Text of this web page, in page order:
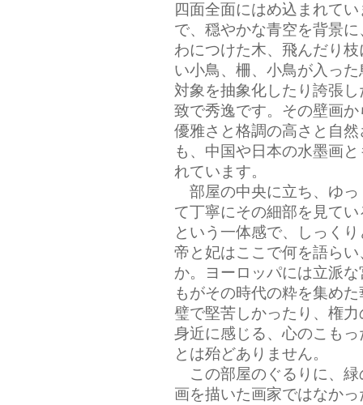
四面全面にはめ込まれて
で、穏やかな青空を背景
わにつけた木、飛んだり
い小鳥、柵、小鳥が入っ
対象を抽象化したり誇張
致で秀逸です。その壁画
優雅さと格調の高さと自
も、中国や日本の水墨画
れています。
部屋の中央に立ち、ゆっ
て丁寧にその細部を見て
という一体感で、しっく
帝と妃はここで何を語ら
か。ヨーロッパには立派
もがその時代の粋を集め
璧で堅苦しかったり、権
身近に感じる、心のこも
とは殆どありません。
この部屋のぐるりに、緑
画を描いた画家ではなか